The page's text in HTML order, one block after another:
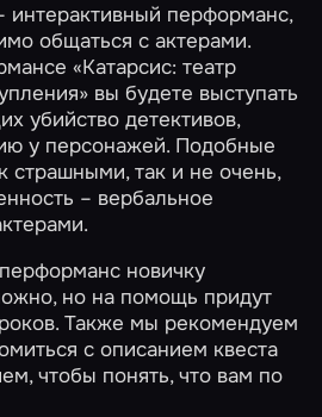
перформанс,
общаться с актерами.
«Катарсис: театр
вы будете выступать
убийство детективов,
у персонажей. Подобные
страшными, так и не очень,
– вербальное
новичку
но на помощь придут
. Также мы рекомендуем
с описанием квеста
чтобы понять, что вам по